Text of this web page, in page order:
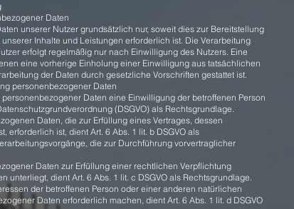
Daten
unserer Nutzer grundsätzlich nur, soweit dies zur Bereitstellung
Inhalte und Leistungen erforderlich ist. Die Verarbeitung
erfolgt regelmäßig nur nach Einwilligung des Nutzers. Eine
eine vorherige Einholung einer Einwilligung aus tatsächlichen
der Daten durch gesetzliche Vorschriften gestattet ist.
personenbezogener Daten
Daten eine Einwilligung der betroffenen Person
(DSGVO) als Rechtsgrundlage.
Daten, die zur Erfüllung eines Vertrages, dessen
erforderlich ist, dient Art. 6 Abs. 1 lit. b DSGVO als
die zur Durchführung vorvertraglicher
Daten zur Erfüllung einer rechtlichen Verpflichtung
unterliegt, dient Art. 6 Abs. 1 lit. c DSGVO als Rechtsgrundlage.
der betroffenen Person oder einer anderen natürlichen
Daten erforderlich machen, dient Art. 6 Abs. 1 lit. d DSGVO